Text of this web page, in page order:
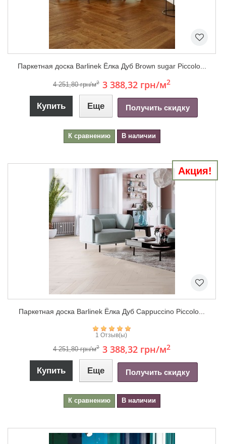
Паркетная доска Barlinek Ёлка Дуб Brown sugar Piccolo...
4 251,80 грн/м2 3 388,32 грн/м2
Купить Еще Получить скидку
К сравнению В наличии
Акция!
Паркетная доска Barlinek Ёлка Дуб Cappuccino Piccolo...
1 Отзыв(ы)
4 251,80 грн/м2 3 388,32 грн/м2
Купить Еще Получить скидку
К сравнению В наличии